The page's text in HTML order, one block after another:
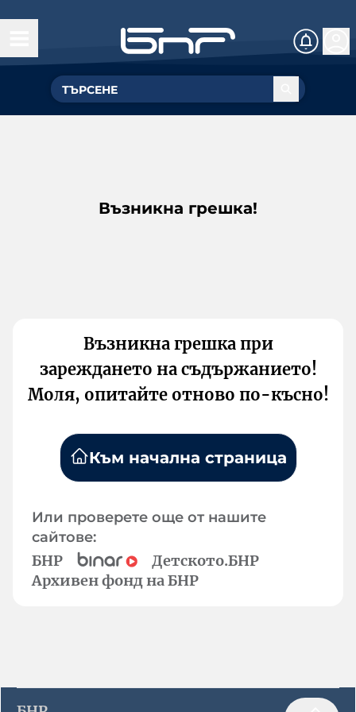
Възникна грешка!
Възникна грешка при
зареждането на съдържанието!
Моля, опитайте отново по-късно!
Към начална страница
Или проверете още от нашите
сайтове:
БНР
Детското.БНР
Архивен фонд на БНР